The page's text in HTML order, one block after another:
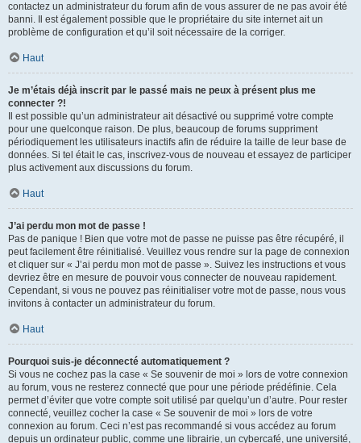
contactez un administrateur du forum afin de vous assurer de ne pas avoir été
banni. Il est également possible que le propriétaire du site internet ait un
problème de configuration et qu’il soit nécessaire de la corriger.
Haut
Je m’étais déjà inscrit par le passé mais ne peux à présent plus me
connecter ?!
Il est possible qu’un administrateur ait désactivé ou supprimé votre compte
pour une quelconque raison. De plus, beaucoup de forums suppriment
périodiquement les utilisateurs inactifs afin de réduire la taille de leur base de
données. Si tel était le cas, inscrivez-vous de nouveau et essayez de participer
plus activement aux discussions du forum.
Haut
J’ai perdu mon mot de passe !
Pas de panique ! Bien que votre mot de passe ne puisse pas être récupéré, il
peut facilement être réinitialisé. Veuillez vous rendre sur la page de connexion
et cliquer sur « J’ai perdu mon mot de passe ». Suivez les instructions et vous
devriez être en mesure de pouvoir vous connecter de nouveau rapidement.
Cependant, si vous ne pouvez pas réinitialiser votre mot de passe, nous vous
invitons à contacter un administrateur du forum.
Haut
Pourquoi suis-je déconnecté automatiquement ?
Si vous ne cochez pas la case « Se souvenir de moi » lors de votre connexion
au forum, vous ne resterez connecté que pour une période prédéfinie. Cela
permet d’éviter que votre compte soit utilisé par quelqu’un d’autre. Pour rester
connecté, veuillez cocher la case « Se souvenir de moi » lors de votre
connexion au forum. Ceci n’est pas recommandé si vous accédez au forum
depuis un ordinateur public, comme une librairie, un cybercafé, une université,